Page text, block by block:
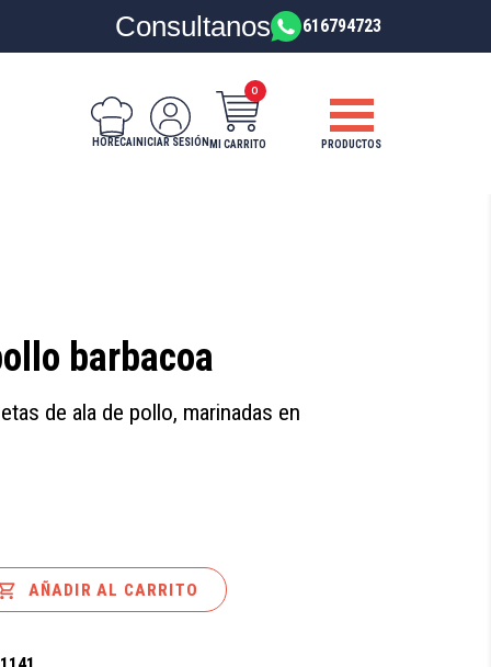
Consultanos 616794723
HORECA INICIAR SESIÓN MI CARRITO
0
PRODUCTOS
barbacoa
de ala de pollo, marinadas en
AÑADIR AL CARRITO